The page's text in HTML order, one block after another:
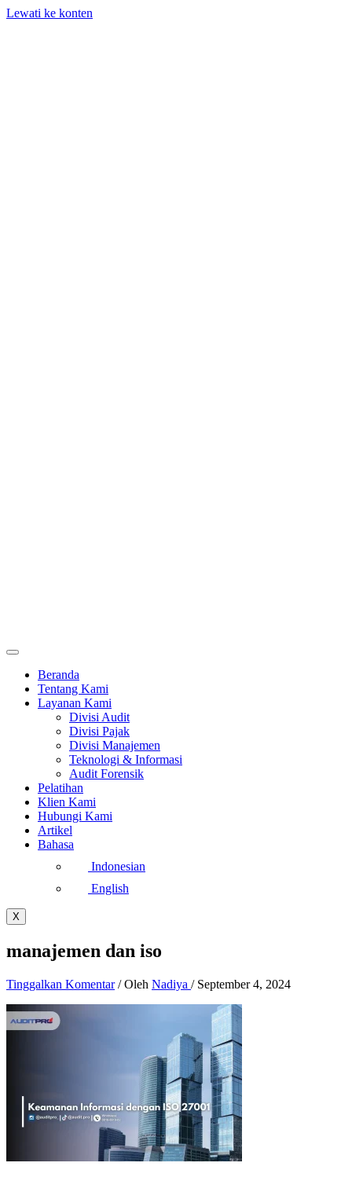
Lewati ke konten
Beranda
Tentang Kami
Layanan Kami
Divisi Audit
Divisi Pajak
Divisi Manajemen
Teknologi & Informasi
Audit Forensik
Pelatihan
Klien Kami
Hubungi Kami
Artikel
Bahasa
Indonesian
English
X
manajemen dan iso
Tinggalkan Komentar / Oleh Nadiya / September 4, 2024